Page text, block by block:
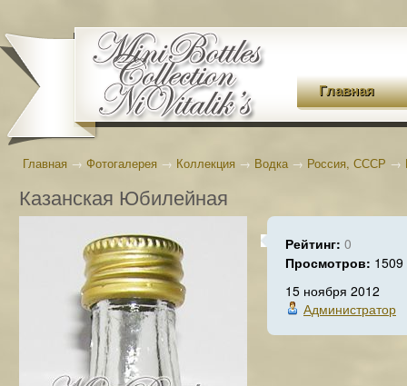
Главная
Главная → Фотогалерея → Коллекция → Водка→ Россия, СССР →
Казанская Юбилейная
Рейтинг: 0
Просмотров: 1509
15 ноября 2012
Администратор